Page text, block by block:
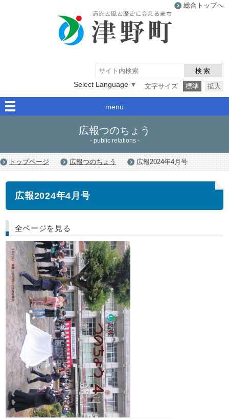
総合トップへ
検索
文字サイズ
標準 拡大
Select Language ▼
menu
広報つのちょう
- public relations -
トップページ 広報つのちょう 広報2024年4月号
広報2024年4月号
全ページを見る